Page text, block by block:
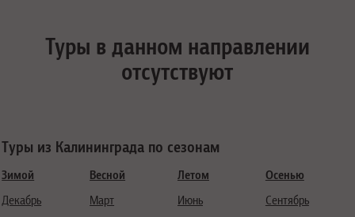
Туры в данном направлении
отсутствуют
Туры из Калининграда по сезонам
Зимой
Декабрь
Весной
Март
Летом
Июнь
Осенью
Сентябрь